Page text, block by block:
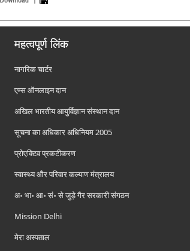
महत्वपूर्ण लिंक
नागरिक चार्टर
एम्स ऑनलाइन दान
अखिल भारतीय आयुर्विज्ञान संस्थान दान
सूचना का अधिकार अधिनियम 2005
प्रोएक्टिव प्रकटीकरण
स्वास्थ्य और परिवार कल्याण मंत्रालय
अ॰ भा॰ आ॰ सं॰ से जुड़े गैर सरकारी संगठन
Mission Delhi
मेरा अस्पताल